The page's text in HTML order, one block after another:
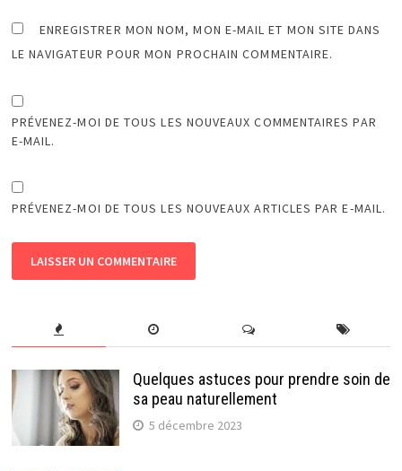
ENREGISTRER MON NOM, MON E-MAIL ET MON SITE DANS
LE NAVIGATEUR POUR MON PROCHAIN COMMENTAIRE.
PRÉVENEZ-MOI DE TOUS LES NOUVEAUX COMMENTAIRES PAR
E-MAIL.
PRÉVENEZ-MOI DE TOUS LES NOUVEAUX ARTICLES PAR E-MAIL.
Quelques astuces pour prendre soin de
sa peau naturellement
5 décembre 2023